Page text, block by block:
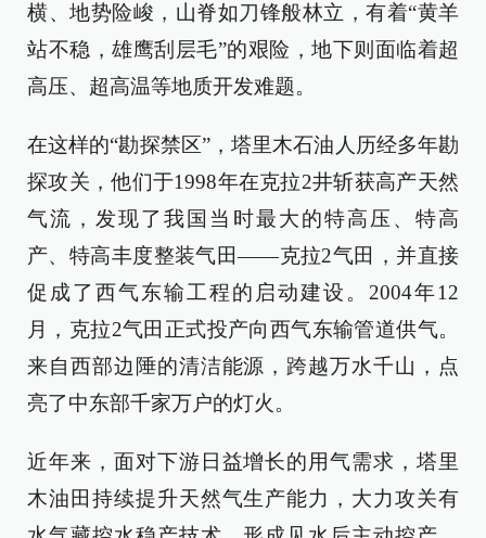
横、地势险峻，山脊如刀锋般林立，有着“黄羊
站不稳，雄鹰刮层毛”的艰险，地下则面临着超
高压、超高温等地质开发难题。
在这样的“勘探禁区”，塔里木石油人历经多年勘
探攻关，他们于1998年在克拉2井斩获高产天然
气流，发现了我国当时最大的特高压、特高
产、特高丰度整装气田——克拉2气田，并直接
促成了西气东输工程的启动建设。2004年12
月，克拉2气田正式投产向西气东输管道供气。
来自西部边陲的清洁能源，跨越万水千山，点
亮了中东部千家万户的灯火。
近年来，面对下游日益增长的用气需求，塔里
木油田持续提升天然气生产能力，大力攻关有